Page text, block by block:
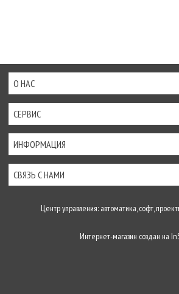
О НАС
СЕРВИС
ИНФОРМАЦИЯ
СВЯЗЬ С НАМИ
Центр управления: автоматика, софт,
Интернет-магазин создан на